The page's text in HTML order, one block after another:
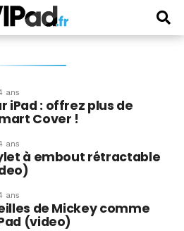
ans
iPad : offrez plus de
Cover !
ans
à embout rétractable
ans
de Mickey comme
(video)